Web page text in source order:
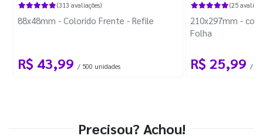
(313 avaliações)
88x48mm - Colorido Frente - Refile
R$ 43,99 / 500 unidades
(25
210x297mm -
Folha
R$ 25,99 / 1
Precisou? Achou!